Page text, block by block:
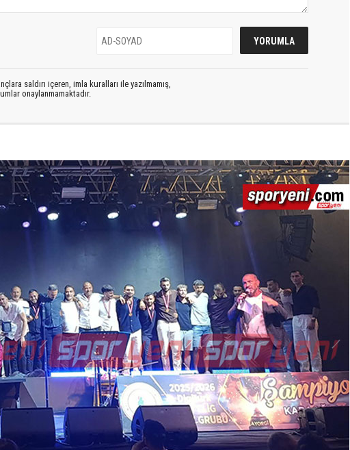
saldırı içeren, imla kuralları ile yazılmamış,
onaylanmamaktadır.